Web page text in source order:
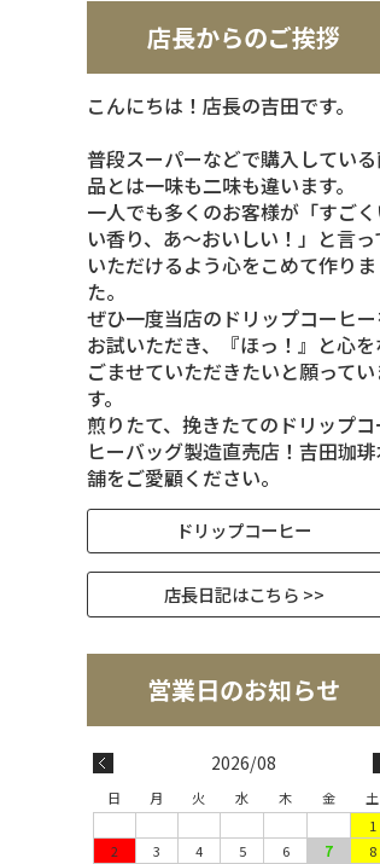
店長からのご挨拶
こんにちは！店長の吉田です。
普段スーパーなどで購入してい
品とは一味も二味も違います。
一人でも多くのお客様が「すご
い香り、あ～おいしい！」と言っ
いただけるよう心をこめて作り
た。
ぜひ一度当店のドリップコーヒー
お試いただき、『ほっ！』と心を
ごませていただきたいと願ってい
す。
煎りたて、挽きたてのドリップコ
ヒーバッグ製造直売店！吉田珈
舗をご愛顧ください。
ドリップコーヒー
店長日記はこちら >>
2026/08
日 月 火 水 木 金
土
1
2
3 4 5 6 7 8